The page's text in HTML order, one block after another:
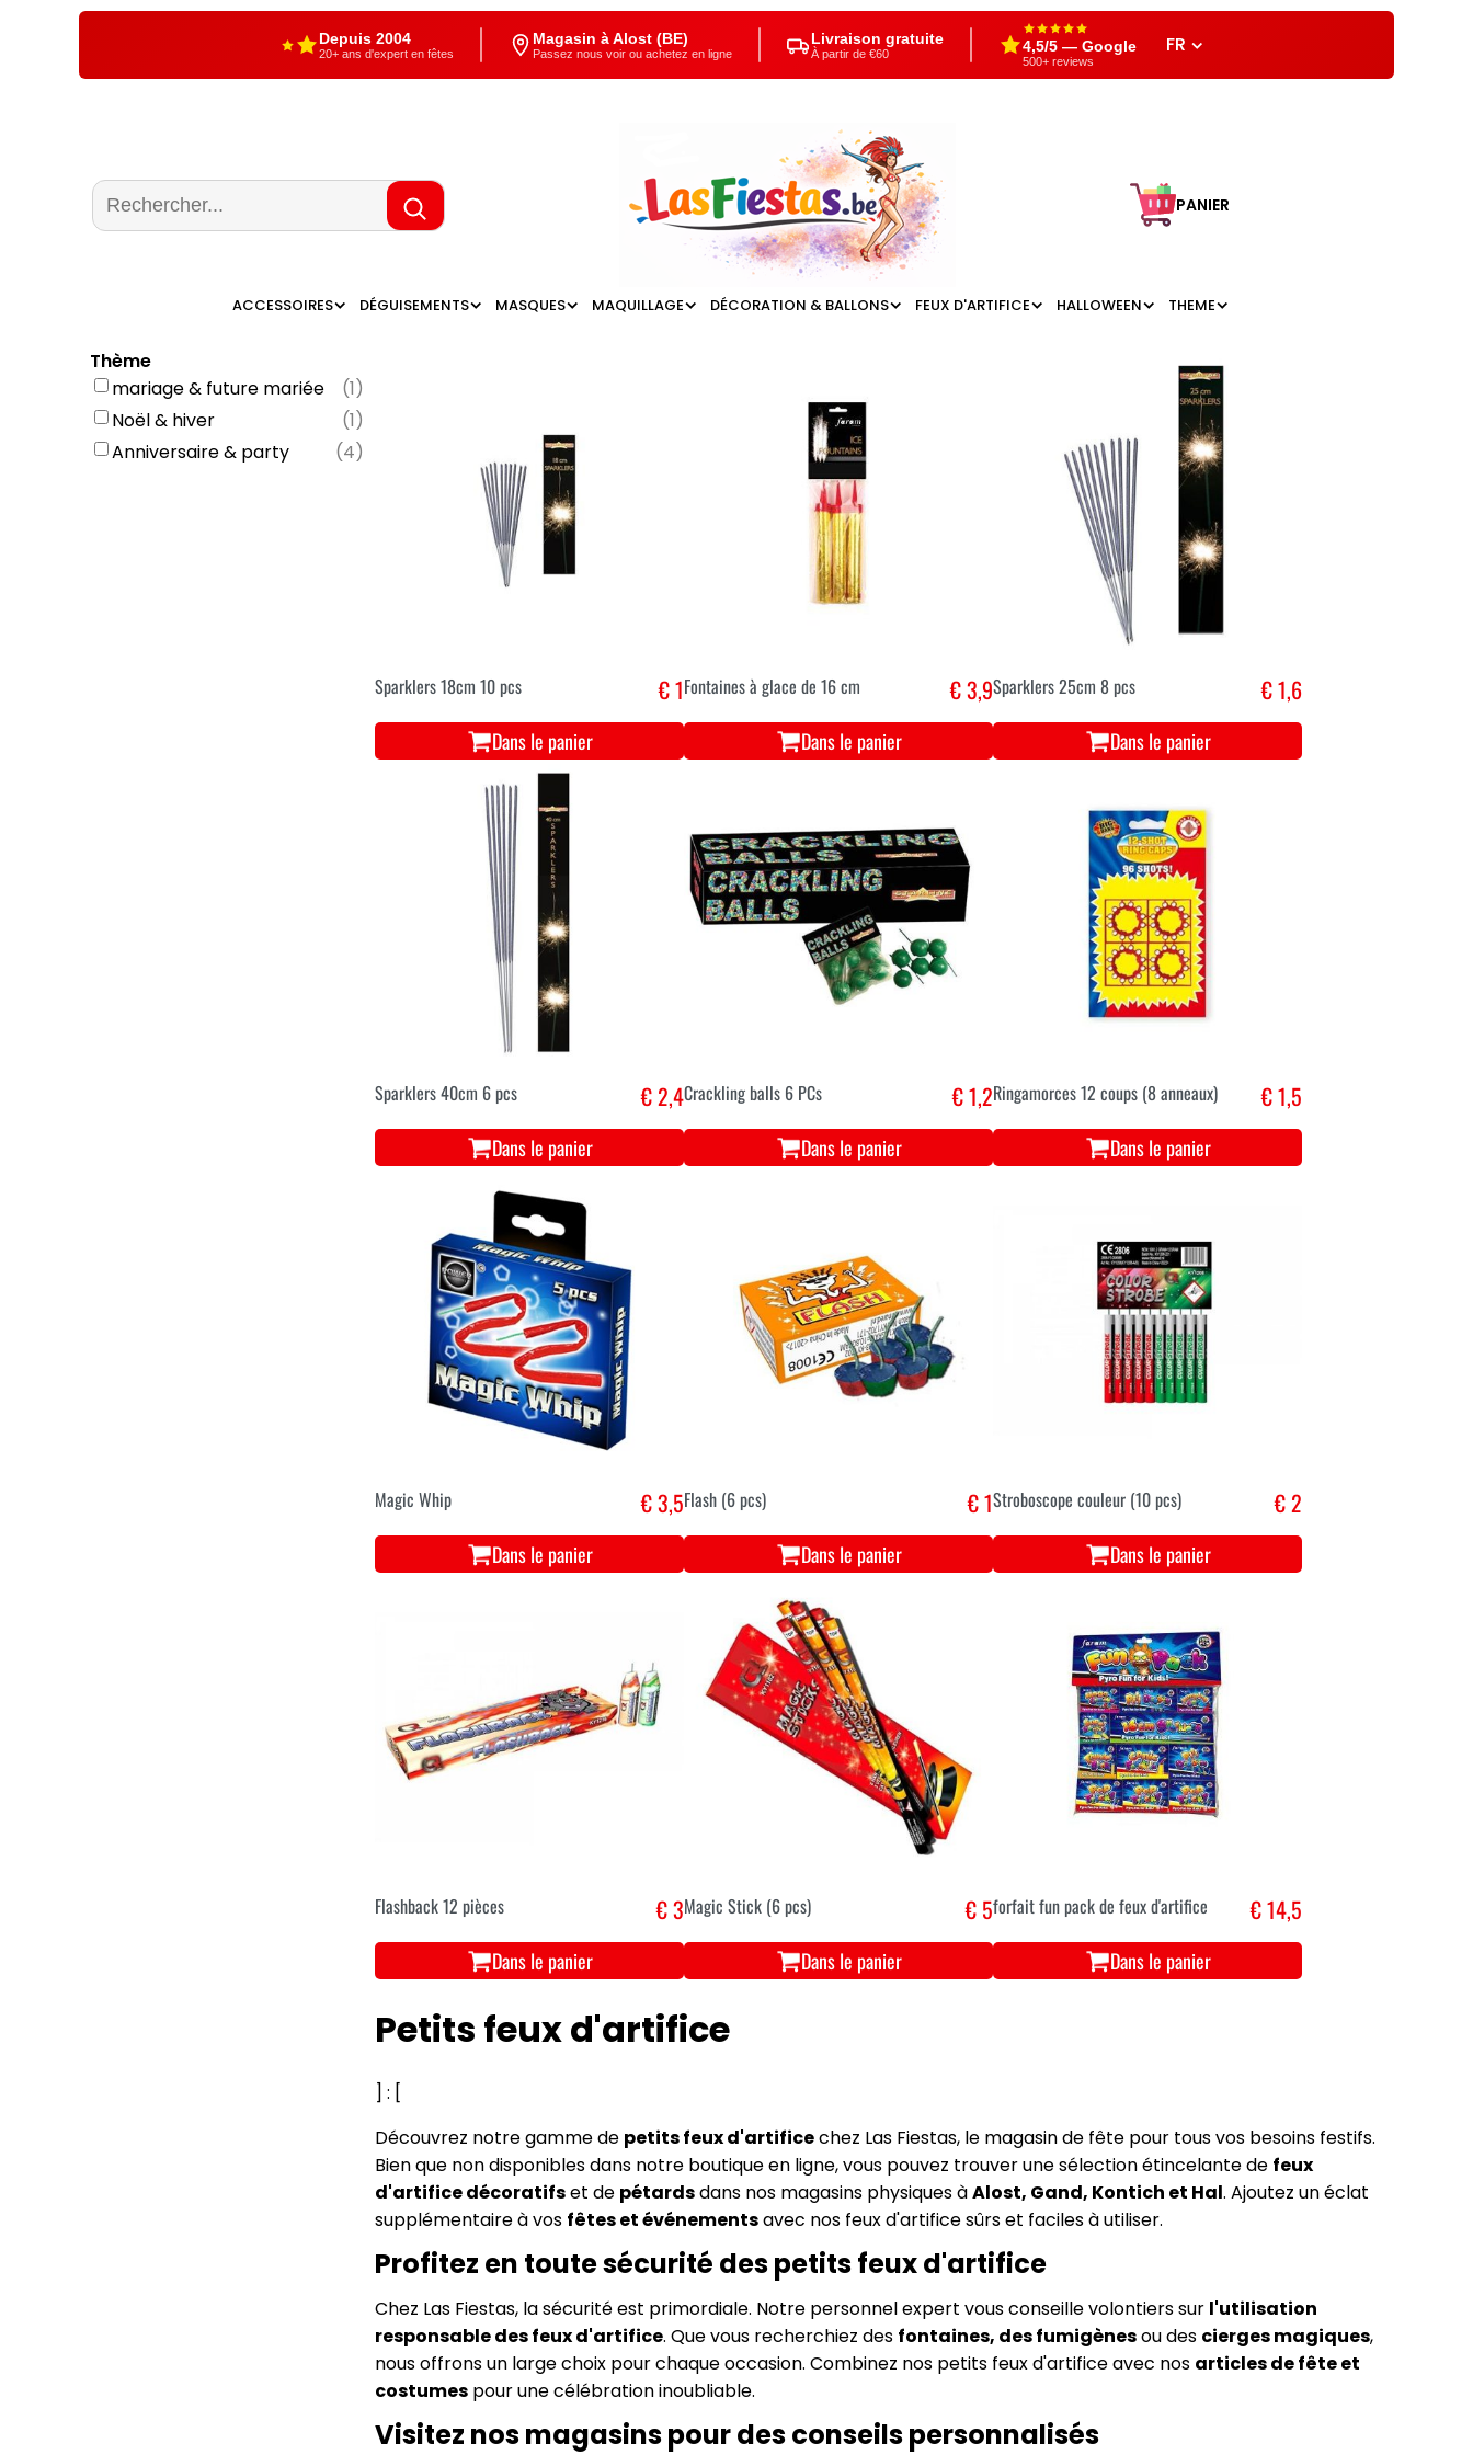
Depuis 2004
20+ ans d'expert en fêtes
Magasin à Alost (BE)
Passez nous voir ou achetez en ligne
Livraison gratuite
À partir de €60 4,5/5 — Google
500+ reviews
FR
PANIER
ACCESSOIRES DÉGUISEMENTS MASQUES MAQUILLAGE DÉCORATION & BALLONS FEUX D'ARTIFICE HALLOWEEN THEME
Thème
mariage & future mariée
(1)
Noël & hiver
(1)
Anniversaire & party
(4)
Sparklers 18cm 10 pcs € 1
Dans le panier
Fontaines à glace de 16 cm € 3,9
Dans le panier
Sparklers 25cm 8 pcs € 1,6
Dans le panier
Sparklers 40cm 6 pcs € 2,4
Dans le panier
Crackling balls 6 PCs € 1,2
Dans le panier
Ringamorces 12 coups (8 anneaux) € 1,5
Dans le panier
Magic Whip € 3,5
Dans le panier
Flash (6 pcs) € 1
Dans le panier
Stroboscope couleur (10 pcs) € 2
Dans le panier
Flashback 12 pièces € 3
Dans le panier
Magic Stick (6 pcs) € 5
Dans le panier
forfait fun pack de feux d'artifice € 14,5
Dans le panier
Petits feux d'artifice
] : [
Découvrez notre gamme de petits feux d'artificechez Las Fiestas, le magasin de fête pour tous vos besoins festifs.
Bien que non disponibles dans notre boutique en ligne, vous pouvez trouver une sélection étincelante de feux
d'artifice décoratifset de pétardsdans nos magasins physiques àAlost, Gand, Kontich et Hal. Ajoutez un éclat
supplémentaire à vos fêtes et événementsavec nos feux d'artifice sûrs et faciles à utiliser.
Profitez en toute sécurité des petits feux d'artifice
Chez Las Fiestas, la sécurité est primordiale. Notre personnel expert vous conseille volontiers sur l'utilisation
responsable des feux d'artifice. Que vous recherchiez des fontaines, des fumigènesou des cierges magiques,
nous offrons un large choix pour chaque occasion. Combinez nos petits feux d'artifice avec nos articles de fête et
costumes pour une célébration inoubliable.
Visitez nos magasins pour des conseils personnalisés